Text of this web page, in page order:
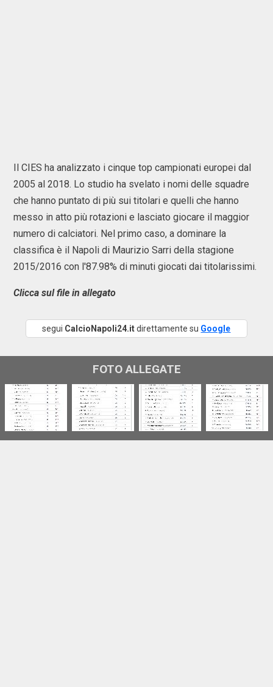
Il CIES ha analizzato i cinque top campionati europei dal
2005 al 2018. Lo studio ha svelato i nomi delle squadre
che hanno puntato di più sui titolari e quelli che hanno
messo in atto più rotazioni e lasciato giocare il maggior
numero di calciatori. Nel primo caso, a dominare la
classifica è il Napoli di Maurizio Sarri della stagione
2015/2016 con l'87.98% di minuti giocati dai titolarissimi.
Clicca sul file in allegato
segui CalcioNapoli24.itdirettamente su Google
FOTO ALLEGATE